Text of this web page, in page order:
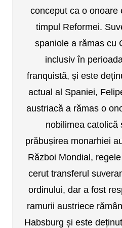
conceput ca o onoare
timpul Reformei.
spaniole a rămas cu
inclusiv în
franquistă, și este
actual al Spaniei,
austriacă a rămas o
nobilimea catolică
prăbușirea monarhiei
Război Mondial,
cerut transferul
ordinului, dar a fost
ramurii austriece
Habsburg și este